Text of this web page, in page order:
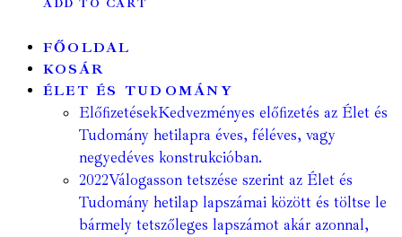
ADD TO CART
FŐOLDAL
KOSÁR
ÉLET ÉS TUDOMÁNY
ElőfizetésekKedvezményes előfizetés az Élet és
Tudomány hetilapra éves, féléves, vagy
negyedéves konstrukcióban.
2022Válogasson tetszése szerint az Élet és
Tudomány hetilap lapszámai között és töltse le
bármely tetszőleges lapszámot akár azonnal,